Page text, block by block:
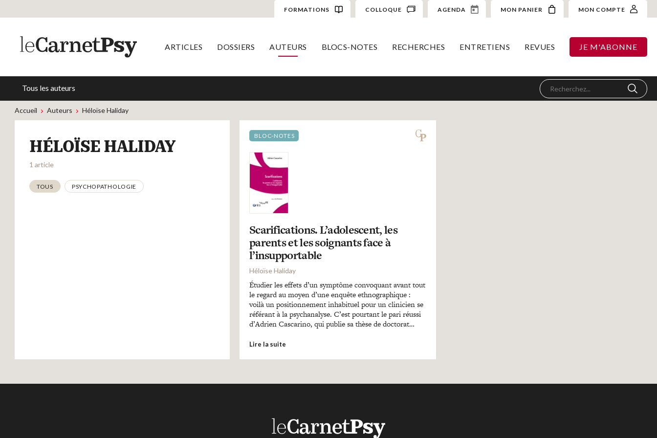
FORMATIONS COLLOQUE AGENDA MON PANIER MON COMPTE
ARTICLES DOSSIERS AUTEURS BLOCS-NOTES RECHERCHES ENTRETIENS REVUES JE M'ABONNE
Tous les auteurs
Accueil Auteurs Héloïse Haliday
HÉLOÏSE HALIDAY
1 article
Thématiques
TOUS PSYCHOPATHOLOGIE
BLOC-NOTES
Scarifications. L’adolescent, les
parents et les soignants face à
l’insupportable
Héloïse Haliday
Étudier les effets d’un symptôme convoquant avant tout
le regard au moyen d’une enquête ethnographique :
voilà un positionnement inhabituel pour un clinicien se
référant à la psychanalyse. C’est pourtant le pari réussi
d’Adrien Cascarino, qui publie sa thèse de doctorat…
Lire la suite